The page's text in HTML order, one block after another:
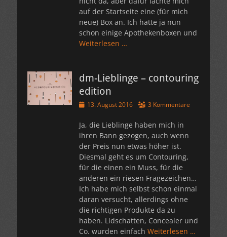
auf der Startseite eine (für mich
neue) Box an. Ich hatte ja nun
schon einige Apothekenboxen und
Weiterlesen …
dm-Lieblinge – contouring
edition
Veröffentlicht
13. August 2016 3 Kommentare
Ja, die Lieblinge haben mich in
ihren Bann gezogen, auch wenn
der Preis nun etwas höher ist.
Diesmal geht es um Contouring,
für die einen ein Muss, für die
anderen ein riesen Fragezeichen…
Ich habe mich selbst schon einmal
daran versucht, allerdings ohne
die richtigen Produkte da zu
haben. Lidschatten, Concealer und
Co. wurden einfach Weiterlesen …